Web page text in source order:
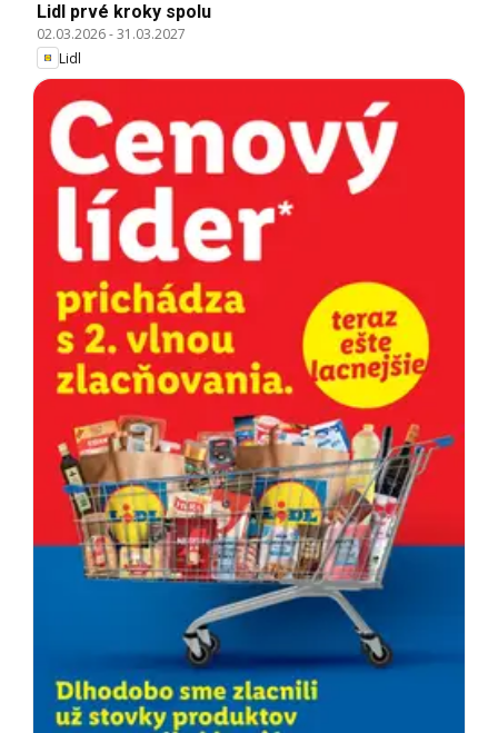
Lidl prvé kroky spolu
02.03.2026-31.03.2027
Lidl